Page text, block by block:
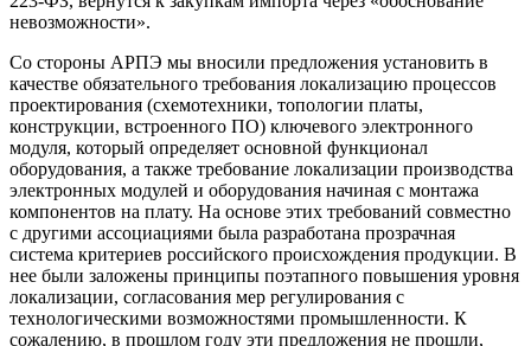
невозможности».
Со стороны АРПЭ мы вносили предложения установить в
качестве обязательного требования локализацию процессов
проектирования (схемотехники, топологии платы,
конструкции, встроенного ПО) ключевого электронного
модуля, который определяет основной функционал
оборудования, а также требование локализации производства
электронных модулей и оборудования начиная с монтажа
компонентов на плату. На основе этих требований совместно
с другими ассоциациями была разработана прозрачная
система критериев российского происхождения продукции. В
нее были заложены принципы поэтапного повышения уровня
локализации, согласования мер регулирования с
технологическими возможностями промышленности. К
сожалению, в прошлом году эти предложения не прошли,